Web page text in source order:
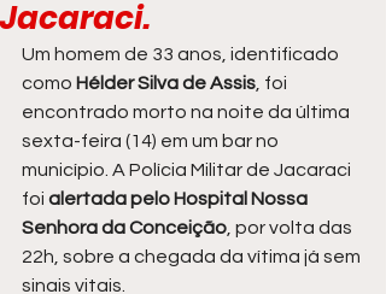
Jacaraci.
Um homem de 33 anos, identificado
como Hélder Silva de Assis , foi
encontrado morto na noite da última
sexta-feira (14) em um bar no
município. A Polícia Militar de Jacaraci
foi alertada pelo Hospital Nossa
Senhora da Conceição , por volta das
22h, sobre a chegada da vítima já sem
sinais vitais.